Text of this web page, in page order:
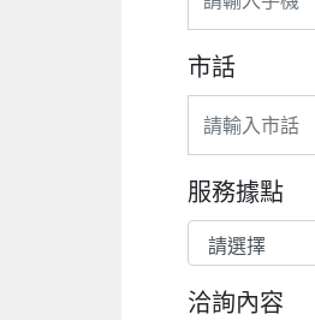
市話
服務據點
洽詢內容